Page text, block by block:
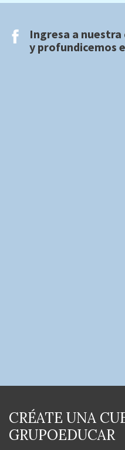
Ingresa a nuestra
y profundicemos
CRÉATE UNA
GRUPOEDUCAR